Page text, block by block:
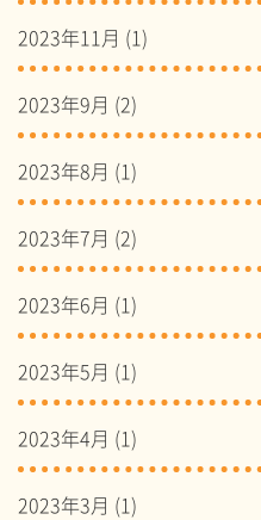
2023年11月 (1)
2023年9月 (2)
2023年8月 (1)
2023年7月 (2)
2023年6月 (1)
2023年5月 (1)
2023年4月 (1)
2023年3月 (1)